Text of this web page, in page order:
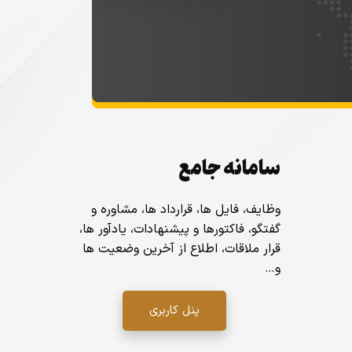
سامانه جامع
وظایف، فایل ها، قرارداد ها، مشاوره و
گفتگو، فاکتورها و پیشنهادات، یادآور ها،
قرار ملاقات، اطلاع از آخرین وضعیت ها
و…
پنل کاربری